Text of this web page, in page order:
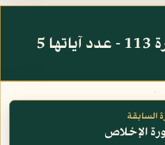
5
السابقة